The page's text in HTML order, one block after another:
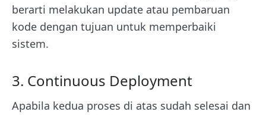
berarti melakukan update atau pembaruan
kode dengan tujuan untuk memperbaiki
sistem.
3. Continuous Deployment
Apabila kedua proses di atas sudah selesai dan